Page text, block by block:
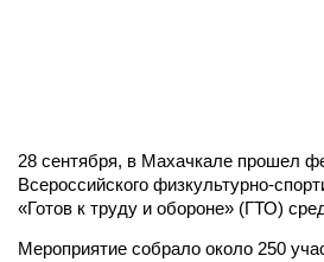
28 сентября, в Махачкале прошел
Всероссийского физкультурно-
«Готов к труду и обороне» (ГТО)
Мероприятие собрало около 250